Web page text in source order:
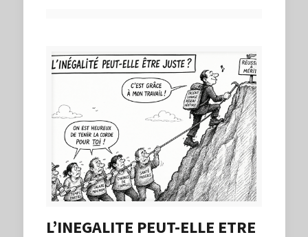
L’INEGALITE PEUT-ELLE ETRE